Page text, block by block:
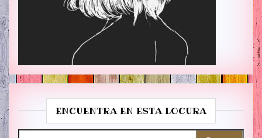
ENCUENTRA EN ESTA LOCURA